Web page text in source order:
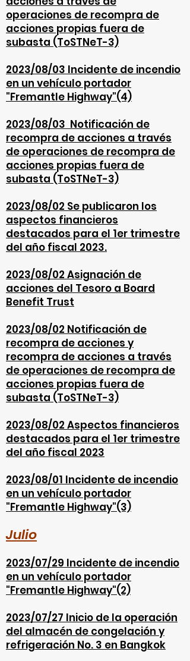
operaciones de recompra de
acciones propias fuera de
subasta (ToSTNeT-3)
2023/08/03 Incidente de incendio
en un vehículo portador
"Fremantle Highway"(4)
2023/08/03 Notificación de
recompra de acciones a través
de operaciones de recompra de
acciones propias fuera de
subasta (ToSTNeT-3)
2023/08/02 Se publicaron los
aspectos financieros
destacados para el 1er trimestre
del año fiscal 2023.
2023/08/02 Asignación de
acciones del Tesoro a Board
Benefit Trust
2023/08/02 Notificación de
recompra de acciones y
recompra de acciones a través
de operaciones de recompra de
acciones propias fuera de
subasta (ToSTNeT-3)
2023/08/02 Aspectos financieros
destacados para el 1er trimestre
del año fiscal 2023
2023/08/01 Incidente de incendio
en un vehículo portador
"Fremantle Highway"(3)
Julio
2023/07/29 Incidente de incendio
en un vehículo portador
"Fremantle Highway"(2)
2023/07/27 Inicio de la operación
del almacén de congelación y
refrigeración No. 3 en Bangkok